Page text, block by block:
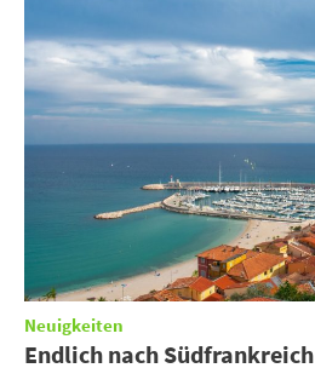
Neuigkeiten
Endlich nach